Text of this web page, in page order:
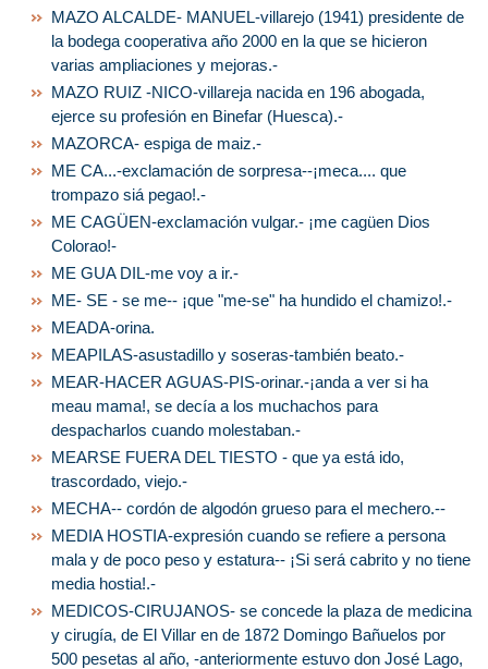
MAZO ALCALDE- MANUEL-villarejo (1941) presidente de
la bodega cooperativa año 2000 en la que se hicieron
varias ampliaciones y mejoras.-
MAZO RUIZ -NICO-villareja nacida en 196 abogada,
ejerce su profesión en Binefar (Huesca).-
MAZORCA- espiga de maiz.-
ME CA...-exclamación de sorpresa--¡meca.... que
trompazo siá pegao!.-
ME CAGÜEN-exclamación vulgar.- ¡me cagüen Dios
Colorao!-
ME GUA DIL-me voy a ir.-
ME- SE - se me-- ¡que "me-se" ha hundido el chamizo!.-
MEADA-orina.
MEAPILAS-asustadillo y soseras-también beato.-
MEAR-HACER AGUAS-PIS-orinar.-¡anda a ver si ha
meau mama!, se decía a los muchachos para
despacharlos cuando molestaban.-
MEARSE FUERA DEL TIESTO - que ya está ido,
trascordado, viejo.-
MECHA-- cordón de algodón grueso para el mechero.--
MEDIA HOSTIA-expresión cuando se refiere a persona
mala y de poco peso y estatura-- ¡Si será cabrito y no tiene
media hostia!.-
MEDICOS-CIRUJANOS- se concede la plaza de medicina
y cirugía, de El Villar en de 1872 Domingo Bañuelos por
500 pesetas al año, -anteriormente estuvo don José Lago,